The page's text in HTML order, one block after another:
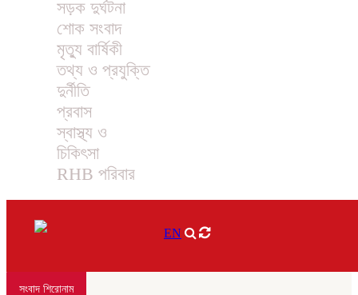
সড়ক দুর্ঘটনা
শোক সংবাদ
মৃত্যু বার্ষিকী
তথ্য ও প্রযুক্তি
দুর্নীতি
প্রবাস
স্বাস্থ্য ও
চিকিৎসা
RHB পরিবার
EN
সংবাদ শিরোনাম